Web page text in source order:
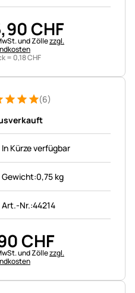
,90CHF
und Zöllezzgl.
= 0,18CHF
5 von 5 (6 Bewertungen)
(6)
In Kürze verfügbar
Gewicht:0,75 kg
Art.-Nr.:44214
CHF
und Zöllezzgl.